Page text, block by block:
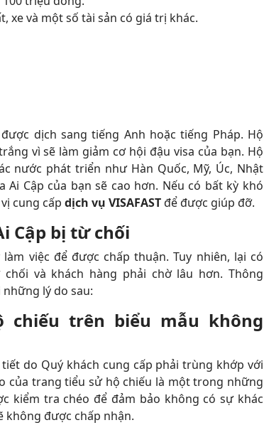
xe và một số tài sản có giá trị khác.
dịch sang tiếng Anh hoặc tiếng Pháp. Hộ
vì sẽ làm giảm cơ hội đậu visa của bạn. Hộ
nước phát triển như Hàn Quốc, Mỹ, Úc, Nhật
Ai Cập của bạn sẽ cao hơn. Nếu có bất kỳ khó
cung cấp dịch vụ VISAFASTđể được giúp đỡ.
Cập bị từ chối
việc để được chấp thuận. Tuy nhiên, lại có
và khách hàng phải chờ lâu hơn. Thông
lý do sau:
chiếu trên biểu mẫu không
do Quý khách cung cấp phải trùng khớp với
của trang tiểu sử hộ chiếu là một trong những
kiểm tra chéo để đảm bảo không có sự khác
không được chấp nhận.